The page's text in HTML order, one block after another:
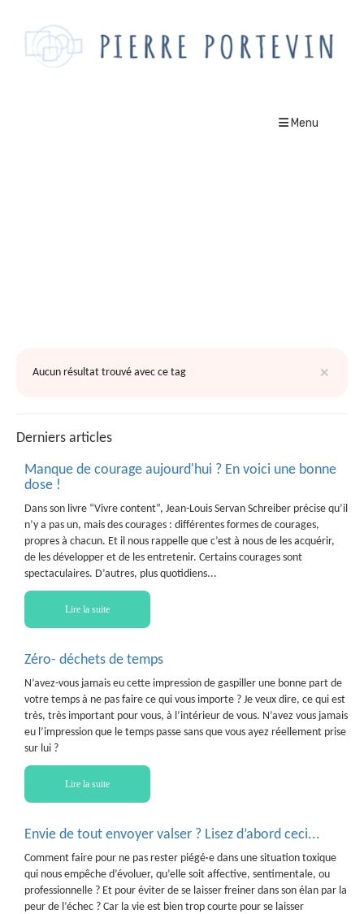
Menu
×
Aucun résultat trouvé avec ce tag
Derniers articles
Manque de courage aujourd'hui ? En voici une bonne
dose !
Dans son livre “Vivre content”, Jean-Louis Servan Schreiber précise qu’il
n’y a pas un, mais des courages : différentes formes de courages,
propres à chacun. Et il nous rappelle que c’est à nous de les acquérir,
de les développer et de les entretenir. Certains courages sont
spectaculaires. D’autres, plus quotidiens...
Lire la suite
Zéro- déchets de temps
N’avez-vous jamais eu cette impression de gaspiller une bonne part de
votre temps à ne pas faire ce qui vous importe ? Je veux dire, ce qui est
très, très important pour vous, à l’intérieur de vous. N’avez vous jamais
eu l’impression que le temps passe sans que vous ayez réellement prise
sur lui ?
Lire la suite
Envie de tout envoyer valser ? Lisez d’abord ceci...
Comment faire pour ne pas rester piégé·e dans une situation toxique
qui nous empêche d’évoluer, qu’elle soit affective, sentimentale, ou
professionnelle ? Et pour éviter de se laisser freiner dans son élan par la
peur de l’échec ? Car la vie est bien trop courte pour se laisser